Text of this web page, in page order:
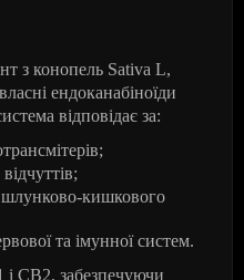
з конопель Sativa L,
ендоканабіноїди
відповідає за:
шлунково-кишкового
та імунної систем.
і CB2, забезпечуючи